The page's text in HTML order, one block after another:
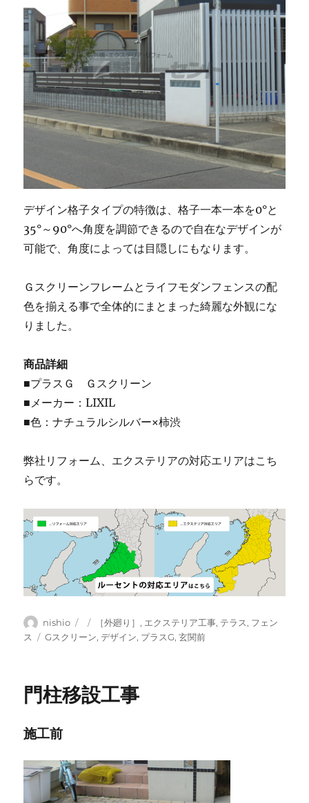
デザイン格子タイプの特徴は、格子一本一本を0°と
35°～90°へ角度を調節できるので自在なデザインが
可能で、角度によっては目隠しにもなります。
Ｇスクリーンフレームとライフモダンフェンスの配
色を揃える事で全体的にまとまった綺麗な外観にな
りました。
商品詳細
■プラスＧ Ｇスクリーン
■メーカー：LIXIL
■色：ナチュラルシルバー×柿渋
弊社リフォーム、エクステリアの対応エリアはこち
らです。
投
稿
nishio
投
稿
カ
テ
［外廻り］ , エクステリア工事, テラス, フェン
ス
タ
Gスクリーン,デザイン, プラスG,玄関前
門柱移設工事
施工前